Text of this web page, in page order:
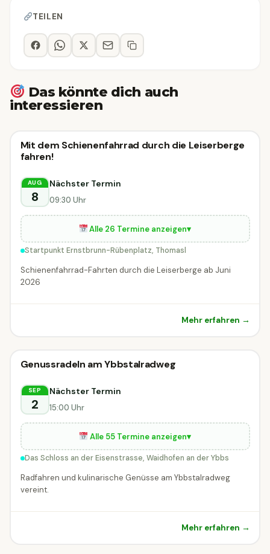
TEILEN
Das könnte dich auch
interessieren
Radveranstaltung
Radveranstaltung MORGEN
Mit dem Schienenfahrrad durch die Leiserberge
fahren!
AUG
8
Nächster Termin
09:30 Uhr
Alle 26 Termine anzeigen▾
Startpunkt Ernstbrunn-Rübenplatz, Thomasl
Schienenfahrrad-Fahrten durch die Leiserberge ab Juni
2026
Mehr erfahren →
Radveranstaltung
Waidhofen an der Ybbs
Radveranstaltung
Genussradeln am Ybbstalradweg
SEP
2
Nächster Termin
15:00 Uhr
Alle 55 Termine anzeigen▾
Das Schloss an der Eisenstrasse, Waidhofen an der Ybbs
Radfahren und kulinarische Genüsse am Ybbstalradweg
vereint.
Mehr erfahren →